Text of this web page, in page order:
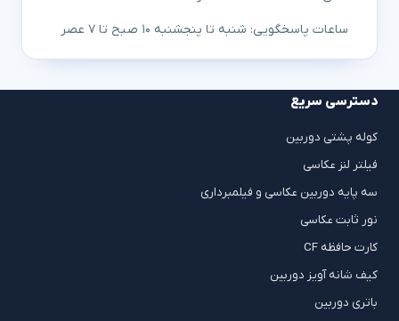
ساعات پاسخگویی: شنبه تا پنجشنبه ۱۰ صبح تا ۷ عصر
دسترسی سریع
کوله پشتی دوربین
فیلتر لنز عکاسی
سه پایه دوربین عکاسی و فیلمبرداری
نور ثابت عکاسی
کارت حافظه CF
کیف شانه آویز دوربین
باتری دوربین